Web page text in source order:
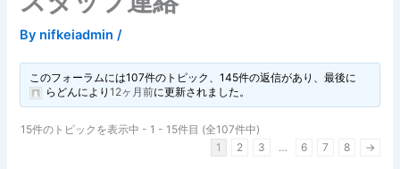
By nifkeiadmin/
このフォーラムには107件のトピック、145件の返信があり、最後に
らどんにより 12ヶ月前に更新されました。
15件のトピックを表示中 - 1 - 15件目 (全107件中)
1
2 3 … 6 7 8 →